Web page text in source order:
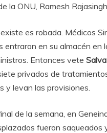
la ONU, Ramesh
es robada. Médicos
entraron en su almacén en
Entonces vete
privados de
y levan las provisiones.
de la semana, en
fueron